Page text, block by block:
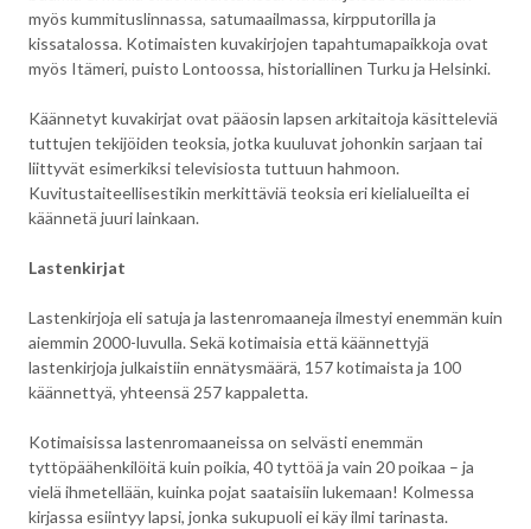
myös kummituslinnassa, satumaailmassa, kirpputorilla ja
kissatalossa. Kotimaisten kuvakirjojen tapahtumapaikkoja ovat
myös Itämeri, puisto Lontoossa, historiallinen Turku ja Helsinki.
Käännetyt kuvakirjat ovat pääosin lapsen arkitaitoja käsitteleviä
tuttujen tekijöiden teoksia, jotka kuuluvat johonkin sarjaan tai
liittyvät esimerkiksi televisiosta tuttuun hahmoon.
Kuvitustaiteellisestikin merkittäviä teoksia eri kielialueilta ei
käännetä juuri lainkaan.
Lastenkirjat
Lastenkirjoja eli satuja ja lastenromaaneja ilmestyi enemmän kuin
aiemmin 2000-luvulla. Sekä kotimaisia että käännettyjä
lastenkirjoja julkaistiin ennätysmäärä, 157 kotimaista ja 100
käännettyä, yhteensä 257 kappaletta.
Kotimaisissa lastenromaaneissa on selvästi enemmän
tyttöpäähenkilöitä kuin poikia, 40 tyttöä ja vain 20 poikaa – ja
vielä ihmetellään, kuinka pojat saataisiin lukemaan! Kolmessa
kirjassa esiintyy lapsi, jonka sukupuoli ei käy ilmi tarinasta.